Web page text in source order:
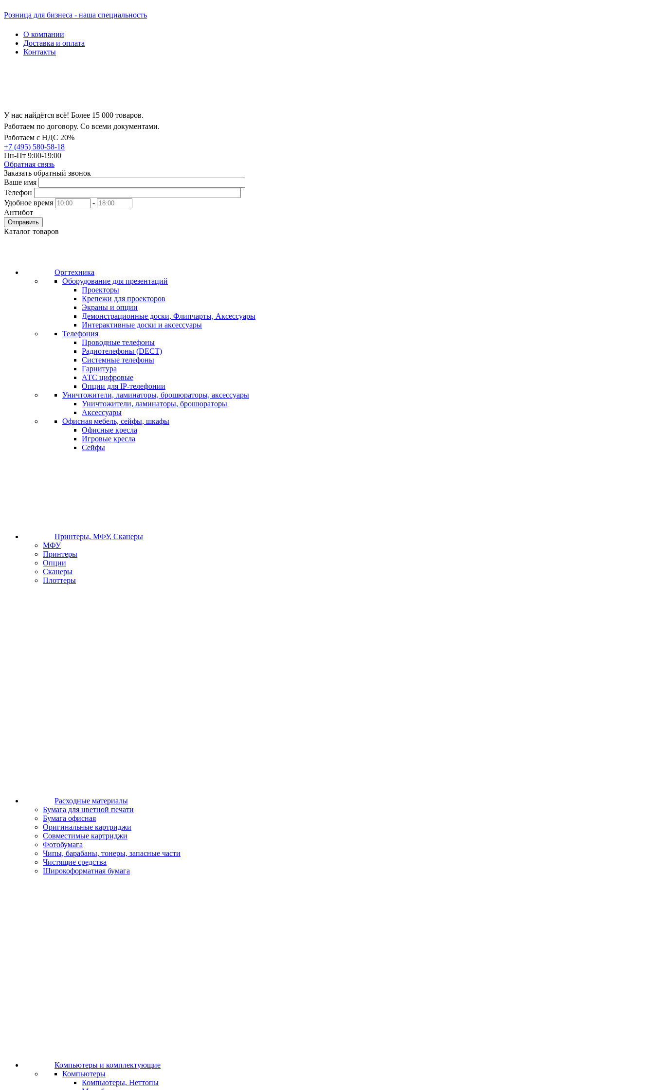
Розница для бизнеса - наша специальность
О компании
Доставка и оплата
Контакты
У нас найдётся всё! Более 15 000 товаров.
Работаем по договору. Со всеми документами.
Работаем с НДС 20%
+7 (495) 580-58-18
Пн-Пт 9:00-19:00
Обратная связь
Заказать обратный звонок
Ваше имя
Телефон
Удобное время
-
Антибот
Отправить
Каталог товаров
Оргтехника
Оборудование для презентаций
Проекторы
Крепежи для проекторов
Экраны и опции
Демонстрационные доски, Флипчарты, Аксессуары
Интерактивные доски и аксессуары
Телефония
Проводные телефоны
Радиотелефоны (DECT)
Системные телефоны
Гарнитура
АТС цифровые
Опции для IP-телефонии
Уничтожители, ламинаторы, брошюраторы, аксессуары
Уничтожители, ламинаторы, брошюраторы
Аксессуары
Офисная мебель, сейфы, шкафы
Офисные кресла
Игровые кресла
Сейфы
Принтеры, МФУ, Сканеры
МФУ
Принтеры
Опции
Сканеры
Плоттеры
Расходные материалы
Бумага для цветной печати
Бумага офисная
Оригинальные картриджи
Совместимые картриджи
Фотобумага
Чипы, барабаны, тонеры, запасные части
Чистящие средства
Широкоформатная бумага
Компьютеры и комплектующие
Компьютеры
Компьютеры, Неттопы